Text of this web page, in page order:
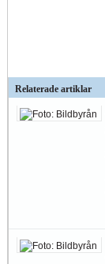
Relaterade artiklar